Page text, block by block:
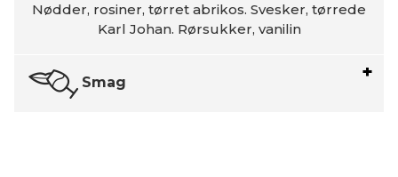
Nødder, rosiner, tørret abrikos. Svesker, tørrede
Karl Johan. Rørsukker, vanilin
Smag